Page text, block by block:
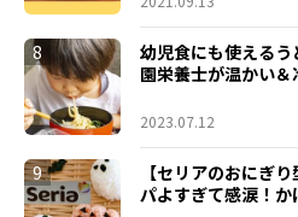
8
幼児食にも使える
園栄養士が温かい
2023.07.12
9
【セリアのおにぎ
パよすぎて感涙！か